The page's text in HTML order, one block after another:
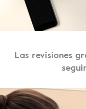
Las revisiones